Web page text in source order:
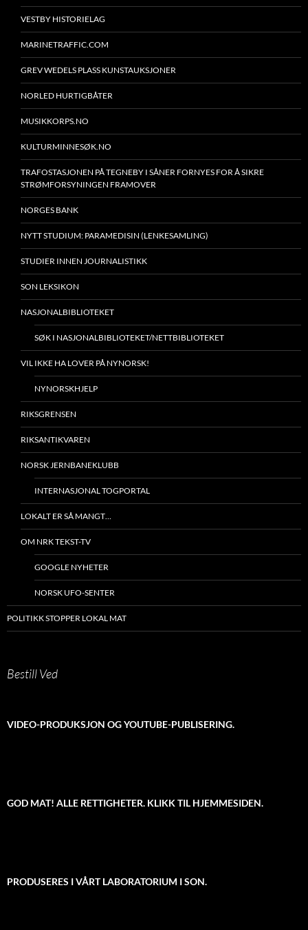
VESTBY HISTORIELAG
MARINETRAFFIC.COM
GREV WEDELS PLASS KUNSTAUKSJONER
NORLED HURTIGBÅTER
MUSIKKORPS.NO
KULTURMINNESØK.NO
TRAFOSTASJONEN PÅ TEGNEBY I SÅNER FORNYES FOR Å SIKRE
STRØMFORSYNINGEN FRAMOVER
NORGES BANK
NYTT STUDIUM: PARAMEDISIN (LENKESAMLING)
STUDIER INNEN JOURNALISTIKK
SON LEKSIKON
NASJONALBIBLIOTEKET
SØK I NASJONALBIBLIOTEKET/NETTBIBLIOTEKET
VIL IKKE HA LOVER PÅ NYNORSK!
NYNORSKHJELP
RIKSGRENSEN
RIKSANTIKVAREN
NORSK JERNBANEKLUBB
INTERNASJONAL TOGPORTAL
LOKALT ER SÅ MANGT…
OM NRK TEKST-TV
GOOGLE NYHETER
NORSK UFO-SENTER
POLITIKK STOPPER LOKAL MAT
Bestill Ved
VIDEO-PRODUKSJON OG YOUTUBE-PUBLISERING.
GOD MAT! ALLE RETTIGHETER. KLIKK TIL HJEMMESIDEN.
PRODUSERES I VÅRT LABORATORIUM I SON.